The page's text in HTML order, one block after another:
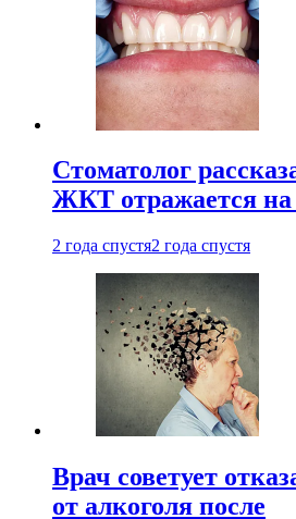
Стоматолог
ЖКТ отражается на
2 года спустя2 года спустя
Врач советует
от алкоголя после